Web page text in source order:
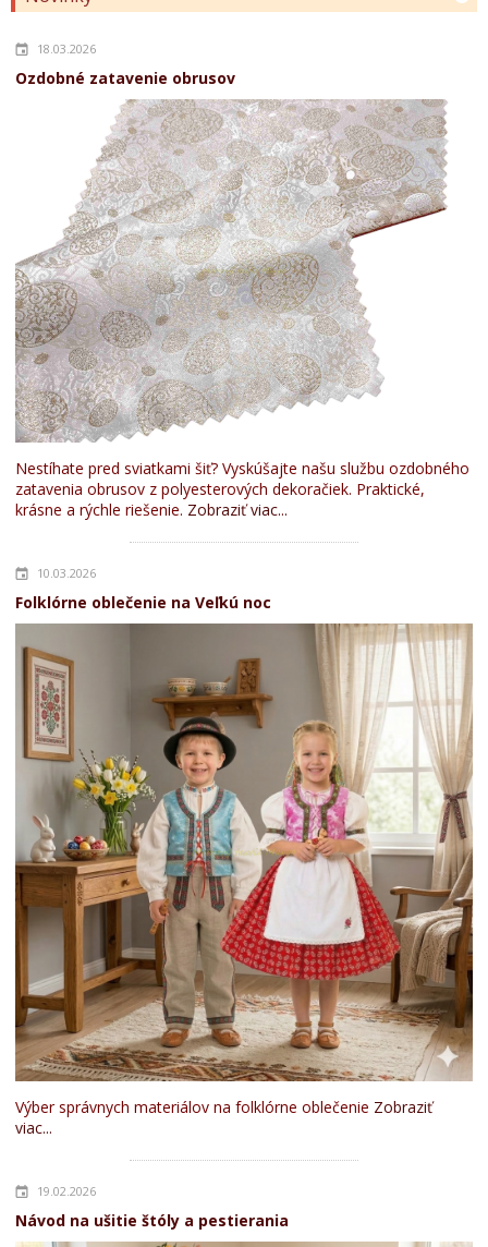
18.03.2026
Ozdobné zatavenie obrusov
Nestíhate pred sviatkami šiť? Vyskúšajte našu službu ozdobného
zatavenia obrusov z polyesterových dekoračiek. Praktické,
krásne a rýchle riešenie. Zobraziť viac...
10.03.2026
Folklórne oblečenie na Veľkú noc
Výber správnych materiálov na folklórne oblečenie Zobraziť
viac...
19.02.2026
Návod na ušitie štóly a pestierania